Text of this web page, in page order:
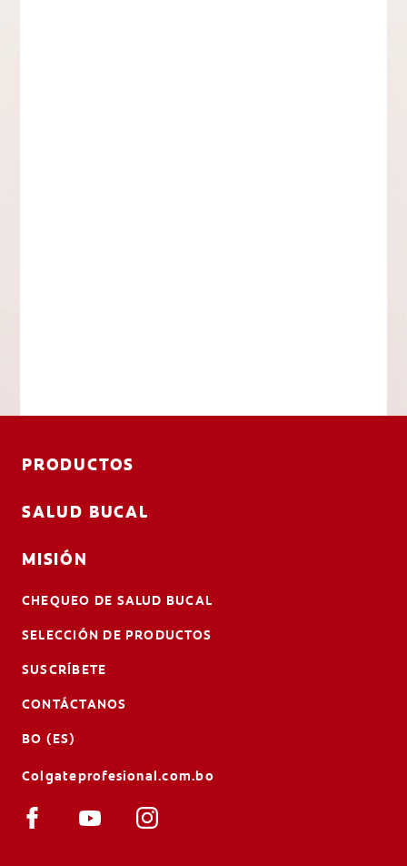
PRODUCTOS
SALUD BUCAL
MISIÓN
CHEQUEO DE SALUD BUCAL
SELECCIÓN DE PRODUCTOS
SUSCRÍBETE
CONTÁCTANOS
BO (ES)
Colgateprofesional.com.bo